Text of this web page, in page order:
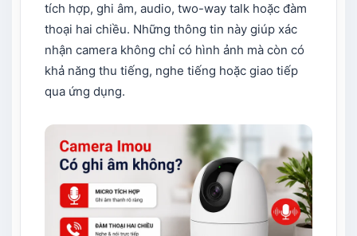
tích hợp, ghi âm, audio, two-way talk hoặc đàm
thoại hai chiều. Những thông tin này giúp xác
nhận camera không chỉ có hình ảnh mà còn có
khả năng thu tiếng, nghe tiếng hoặc giao tiếp
qua ứng dụng.